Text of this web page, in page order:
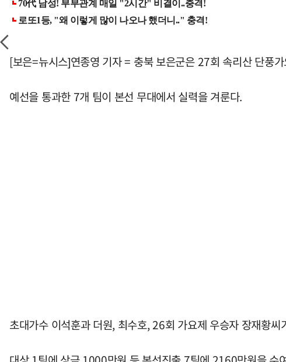
[보은=뉴시스]연종영 기자 = 충북 보은군은 27회 속리산 단풍
예선을 통과한 7개 팀이 본선 무대에서 실력을 겨룬다.
초대가수 이석훈과 더원, 최수호, 26회 가요제 우승자 장재황